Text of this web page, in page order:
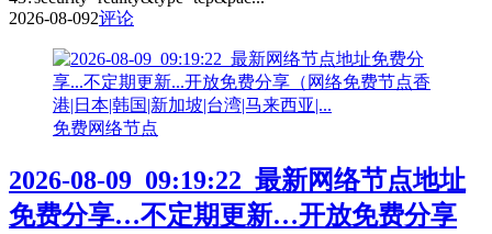
2026-08-092评论
免费网络节点
2026-08-09_09:19:22_最新网络节点地址
免费分享…不定期更新…开放免费分享